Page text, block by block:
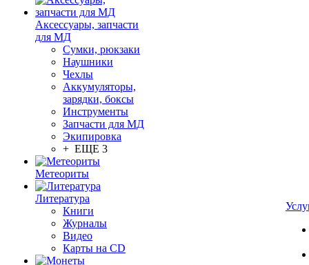
Аксессуары, запчасти
для МД
Сумки, рюкзаки
Наушники
Чехлы
Аккумуляторы,
зарядки, боксы
Инструменты
Запчасти для МД
Экипировка
+ ЕЩЕ 3
Метеориты
Литература
Книги
Журналы
Видео
Карты на CD